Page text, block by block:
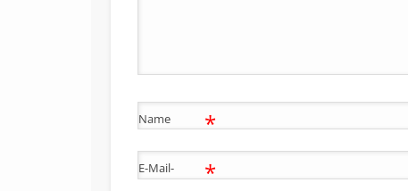
Name *
E-Mail-
*